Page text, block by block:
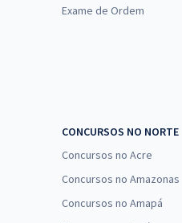
Exame de Ordem
CONCURSOS NO NORTE
Concursos no Acre
Concursos no Amazonas
Concursos no Amapá